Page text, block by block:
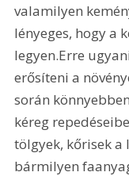
valamilyen
lényeges, hogy a
legyen.Erre
erősíteni a
során
kéreg
tölgyek, kőrisek a
bármilyen